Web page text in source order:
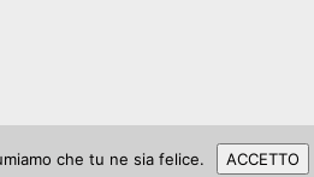
che tu ne sia felice. ACCETTO